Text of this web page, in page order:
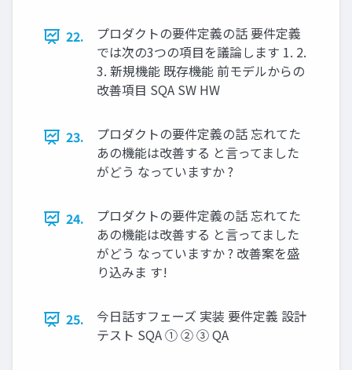
22.
プロダクトの要件定義の話 要件定義
では次の3つの項目を議論します 1. 2.
3. 新規機能 既存機能 前モデルからの
改善項目 SQA SW HW
23.
プロダクトの要件定義の話 忘れてた
あの機能は改善する と言ってました
がどう なっていますか ?
24.
プロダクトの要件定義の話 忘れてた
あの機能は改善する と言ってました
がどう なっていますか ? 改善案を盛
り込みま す!
25.
今日話すフェーズ 実装 要件定義 設計
テスト SQA ① ② ③ QA